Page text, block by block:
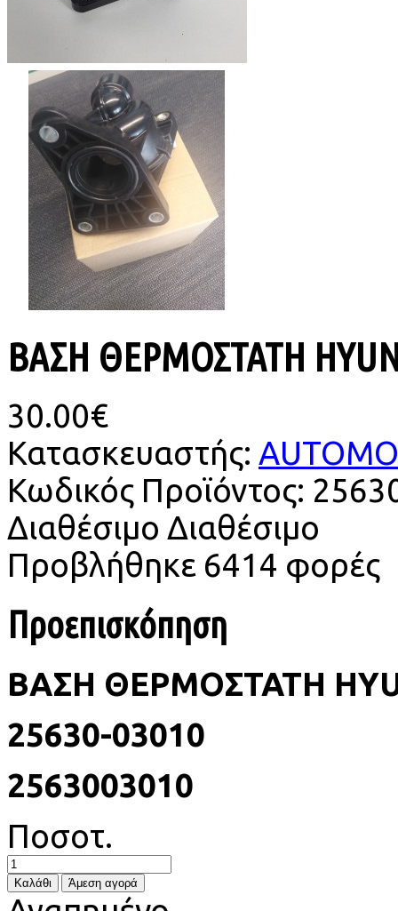
ΒΑΣΗ ΘΕΡΜΟΣΤΑΤΗ
30.00€
Κατασκευαστής:
Κωδικός Προϊόντος:
Διαθέσιμο Διαθέσιμο
Προβλήθηκε 6414 φορές
Προεπισκόπηση
ΒΑΣΗ ΘΕΡΜΟΣΤΑΤΗ
25630-03010
2563003010
Ποσοτ.